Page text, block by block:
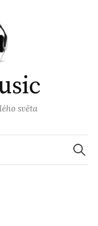
světa